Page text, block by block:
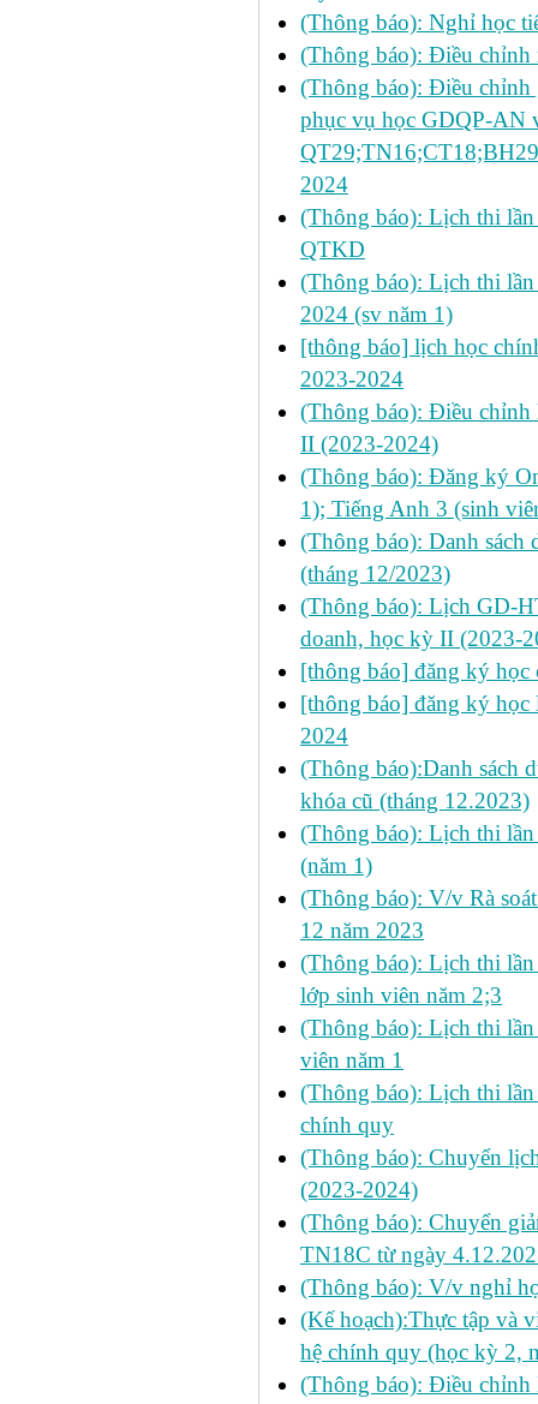
(Thông báo): Nghỉ học
(Thông báo): Điều
(Thông báo): Điều
phục vụ học GDQP-AN
2024
(Thông báo): Lịch thi
QTKD
(Thông báo): Lịch thi
2024 (sv năm 1)
[thông báo] lịch học
2023-2024
(Thông báo): Điều
II (2023-2024)
(Thông báo): Đăng ký
1); Tiếng Anh 3 (sinh
(Thông báo): Danh
(tháng 12/2023)
(Thông báo): Lịch GD-
doanh, học kỳ II (2023-
[thông báo] đăng ký học
[thông báo] đăng ký
2024
(Thông báo):Danh sách
khóa cũ (tháng 12.2023)
(Thông báo): Lịch thi
(năm 1)
(Thông báo): V/v Rà
12 năm 2023
(Thông báo): Lịch thi
lớp sinh viên năm 2;3
(Thông báo): Lịch thi
viên năm 1
(Thông báo): Lịch thi
chính quy
(Thông báo): Chuyển
(2023-2024)
(Thông báo): Chuyển
TN18C từ ngày
(Thông báo): V/v nghỉ
(Kế hoạch):Thực tập và
hệ chính quy (học kỳ 2,
(Thông báo): Điều chỉnh